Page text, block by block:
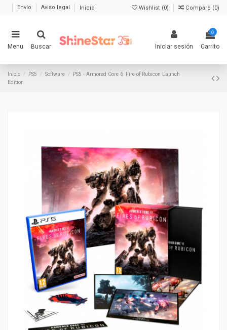
Envío Aviso legal Inicio Wishlist (0) Compare (0)
Menu Buscar Iniciar sesión
0
Carrito
Inicio PS5 Software
PS5 - Armored Core 6: Fire of Rubicon Launch
Edition